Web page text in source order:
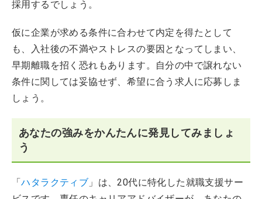
採用するでしょう。
仮に企業が求める条件に合わせて内定を得たとして
も、入社後の不満やストレスの要因となってしまい、
早期離職を招く恐れもあります。自分の中で譲れない
条件に関しては妥協せず、希望に合う求人に応募しま
しょう。
あなたの強みをかんたんに発見してみましょ
う
「ハタラクティブ 」は、20代に特化した就職支援サー